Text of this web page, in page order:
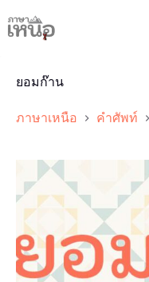
to
content
ยอมก๊าน
ภาษาเหนือ คำศัพท์